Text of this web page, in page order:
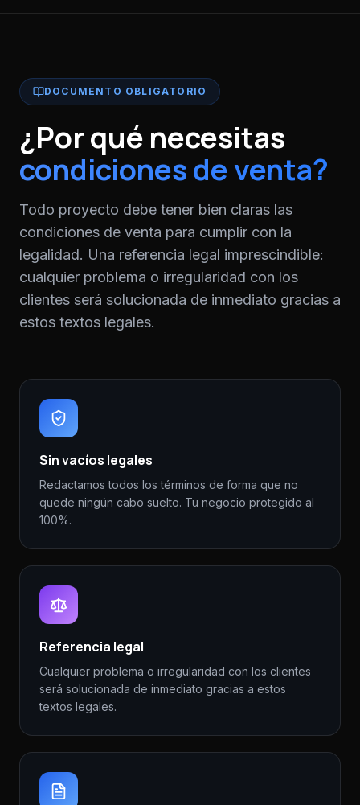
DOCUMENTO OBLIGATORIO
¿Por qué necesitas
condiciones de venta?
Todo proyecto debe tener bien claras las
condiciones de venta para cumplir con la
legalidad. Una referencia legal imprescindible:
cualquier problema o irregularidad con los
clientes será solucionada de inmediato gracias a
estos textos legales.
Sin vacíos legales
Redactamos todos los términos de forma que no
quede ningún cabo suelto. Tu negocio protegido al
100%.
Referencia legal
Cualquier problema o irregularidad con los clientes
será solucionada de inmediato gracias a estos
textos legales.